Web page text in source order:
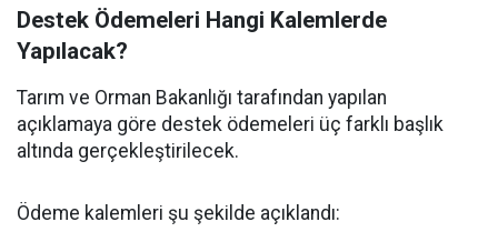
Destek Ödemeleri Hangi Kalemlerde
Yapılacak?
Tarım ve Orman Bakanlığı tarafından yapılan
açıklamaya göre destek ödemeleri üç farklı başlık
altında gerçekleştirilecek.
Ödeme kalemleri şu şekilde açıklandı: